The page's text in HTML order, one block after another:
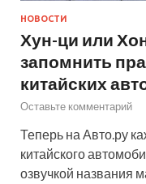
НОВОСТИ
Хун-ци или
запомнить
китайских
Оставьте комментарий
Теперь на Авто.ру
китайского
озвучкой названия